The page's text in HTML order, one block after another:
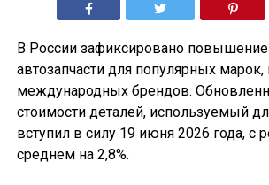
В России зафиксировано
автозапчасти для популярных
международных брендов.
стоимости деталей, используемый
вступил в силу 19 июня 2026 года, с
среднем на 2,8%.